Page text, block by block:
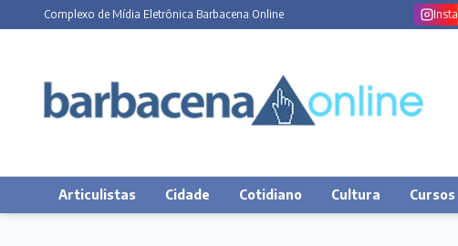
Complexo de Mídia Eletrônica Barbacena Online
Articulistas Cidade Cotidiano Cultura Cursos